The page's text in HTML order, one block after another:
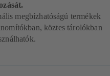
megbízhatóságú termékek
köztes tárolókban